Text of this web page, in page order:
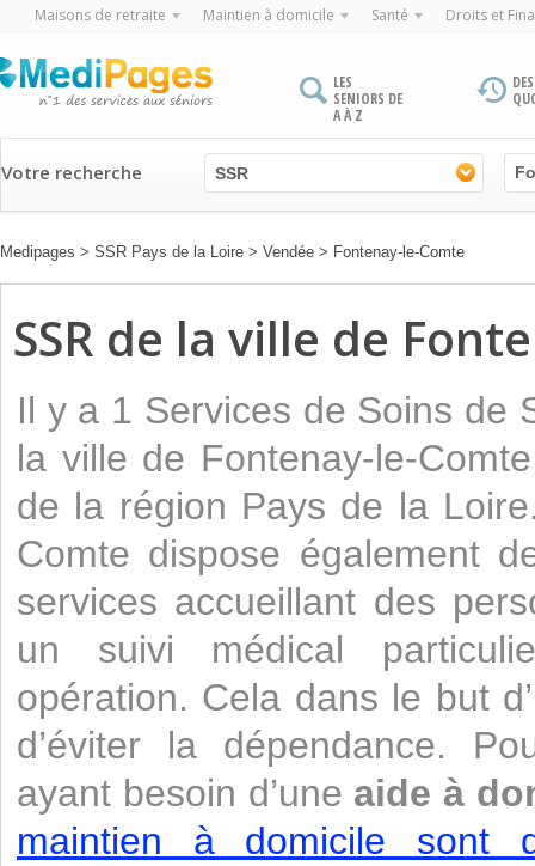
Maisons de retraite Maintien à domicile Santé Droits et
LES
SENIORS DE
A À Z
Votre recherche SSR
Medipages > SSR Pays de la Loire > Vendée > Fontenay-le-Comte
SSR de la ville de
Il y a 1 Services de Soins de
la ville de Fontenay-le-
de la région Pays de la
Comte dispose également
services accueillant des
un suivi médical
opération. Cela dans le but
d’éviter la dépendance.
ayant besoin d’une aide à
maintien à domicile sont